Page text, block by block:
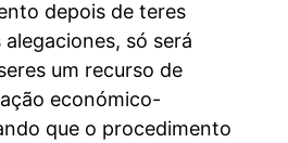
depois de teres
só será
um recurso de
económico-
que o procedimento